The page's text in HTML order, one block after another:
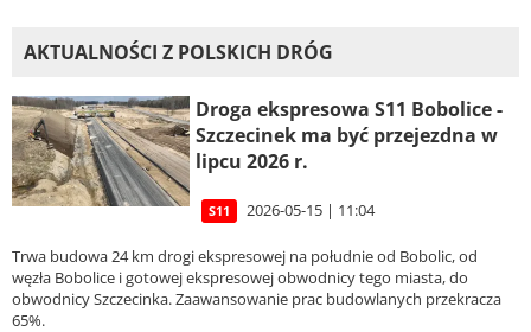
AKTUALNOŚCI Z POLSKICH DRÓG
Droga ekspresowa S11 Bobolice -
Szczecinek ma być przejezdna w
lipcu 2026 r.
S11 2026-05-15 | 11:04
Trwa budowa 24 km drogi ekspresowej na południe od Bobolic, od
węzła Bobolice i gotowej ekspresowej obwodnicy tego miasta, do
obwodnicy Szczecinka. Zaawansowanie prac budowlanych przekracza
65%.